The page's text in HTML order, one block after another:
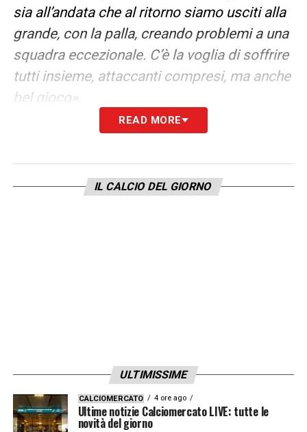
sia all’andata che al ritorno siamo usciti alla
grande, con la palla, creando problemi a una
squadra eccezionale. C’è la voglia di soffrire
tutti insieme, attaccanti compresi, ma anche
bel gioco».
COME SI FERMA IL BARCELLONA –
andata benissimo. Il Barcellona ha
un’identità precisa, magari concede
SOMIGLIANZE CON L’INTERDEL TRIPLETE
–«Ci accomuna la voglia di soffrire. Mi
ricordo Samuel Eto’o quando tornava come
READ MORE
IL CALCIO DEL GIORNO
ULTIMISSIME
CALCIOMERCATO 4 ore ago
Ultime notizie Calciomercato LIVE: tutte le
novità del giorno